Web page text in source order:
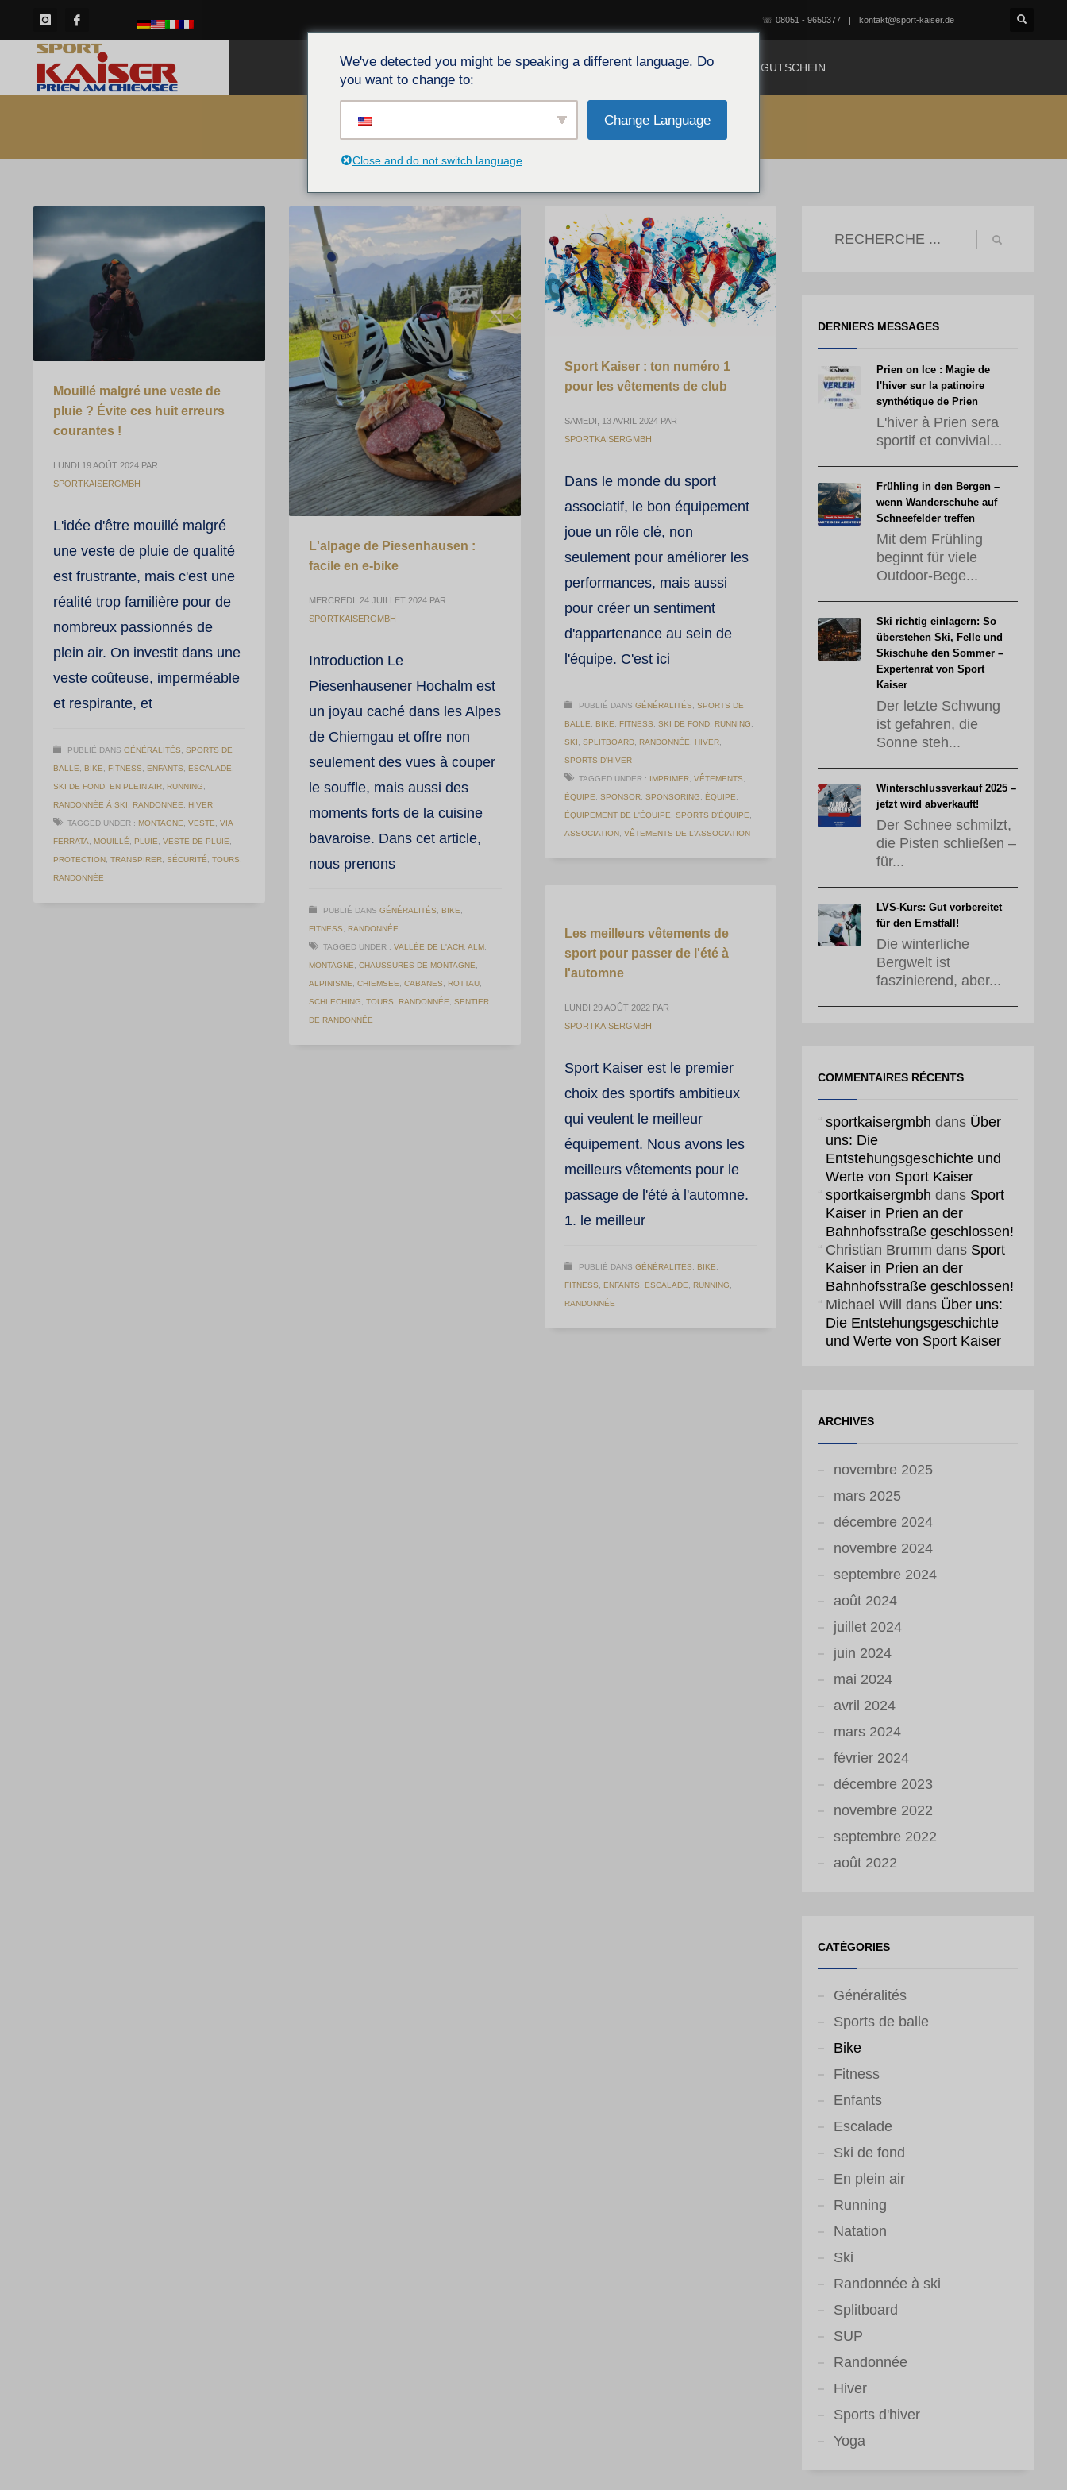
☏ 08051 - 9650377 kontakt@sport-kaiser.de
HOME SERVICE ÉVÉNEMENTS CARIERRE BLOG CONTACT GUTSCHEIN
Mouillé malgré une veste de
pluie ? Évite ces huit erreurs
courantes !
LUNDI 19 AOÛT 2024 PAR
SPORTKAISERGMBH
L'idée d'être mouillé malgré
une veste de pluie de qualité
est frustrante, mais c'est une
réalité trop familière pour de
nombreux passionnés de
plein air. On investit dans une
veste coûteuse, imperméable
et respirante, et
PUBLIÉ DANS GÉNÉRALITÉS SPORTS DE
BALLE BIKE FITNESS ENFANTS ESCALADE
SKI DE FOND EN PLEIN AIR RUNNING
RANDONNÉE À SKI RANDONNÉE HIVER
TAGGED UNDER : MONTAGNE VESTE VIA
FERRATA MOUILLÉ PLUIE VESTE DE PLUIE
PROTECTION TRANSPIRER SÉCURITÉ TOURS
RANDONNÉE
L'alpage de Piesenhausen :
facile en e-bike
MERCREDI, 24 JUILLET 2024 PAR
SPORTKAISERGMBH
Introduction Le
Piesenhausener Hochalm est
un joyau caché dans les Alpes
de Chiemgau et offre non
seulement des vues à couper
le souffle, mais aussi des
moments forts de la cuisine
bavaroise. Dans cet article,
nous prenons
PUBLIÉ DANS GÉNÉRALITÉS BIKE
FITNESS RANDONNÉE
TAGGED UNDER : VALLÉE DE L'ACH ALM
MONTAGNE CHAUSSURES DE MONTAGNE
ALPINISME CHIEMSEE CABANES ROTTAU
SCHLECHING TOURS RANDONNÉE SENTIER
DE RANDONNÉE
Sport Kaiser : ton numéro 1
pour les vêtements de club
SAMEDI, 13 AVRIL 2024 PAR
SPORTKAISERGMBH
Dans le monde du sport
associatif, le bon équipement
joue un rôle clé, non
seulement pour améliorer les
performances, mais aussi
pour créer un sentiment
d'appartenance au sein de
l'équipe. C'est ici
PUBLIÉ DANS GÉNÉRALITÉS SPORTS DE
BALLE BIKE FITNESS SKI DE FOND RUNNING
SKI SPLITBOARD RANDONNÉE HIVER
SPORTS D'HIVER
TAGGED UNDER : IMPRIMER VÊTEMENTS
ÉQUIPE SPONSOR SPONSORING ÉQUIPE
ÉQUIPEMENT DE L'ÉQUIPE SPORTS D'ÉQUIPE
ASSOCIATION VÊTEMENTS DE L'ASSOCIATION
Les meilleurs vêtements de
sport pour passer de l'été à
l'automne
LUNDI 29 AOÛT 2022 PAR
SPORTKAISERGMBH
Sport Kaiser est le premier
choix des sportifs ambitieux
qui veulent le meilleur
équipement. Nous avons les
meilleurs vêtements pour le
passage de l'été à l'automne.
1. le meilleur
PUBLIÉ DANS GÉNÉRALITÉS BIKE
FITNESS ENFANTS ESCALADE RUNNING
RANDONNÉE
DERNIERS MESSAGES
Prien on Ice : Magie de
l'hiver sur la patinoire
synthétique de Prien
L'hiver à Prien sera
sportif et convivial...
Frühling in den Bergen –
wenn Wanderschuhe auf
Schneefelder treffen
Mit dem Frühling
beginnt für viele
Outdoor-Bege...
Ski richtig einlagern: So
überstehen Ski, Felle und
Skischuhe den Sommer –
Expertenrat von Sport
Kaiser
Der letzte Schwung
ist gefahren, die
Sonne steh...
Winterschlussverkauf 2025 –
jetzt wird abverkauft!
Der Schnee schmilzt,
die Pisten schließen –
für...
LVS-Kurs: Gut vorbereitet
für den Ernstfall!
Die winterliche
Bergwelt ist
faszinierend, aber...
COMMENTAIRES RÉCENTS
sportkaisergmbh dans Über
uns: Die
Entstehungsgeschichte und
Werte von Sport Kaiser
sportkaisergmbh dans Sport
Kaiser in Prien an der
Bahnhofsstraße geschlossen!
Christian Brumm dans Sport
Kaiser in Prien an der
Bahnhofsstraße geschlossen!
Michael Will
dans Über uns:
Die Entstehungsgeschichte
und Werte von Sport Kaiser
ARCHIVES
novembre 2025
mars 2025
décembre 2024
novembre 2024
septembre 2024
août 2024
juillet 2024
juin 2024
mai 2024
avril 2024
mars 2024
février 2024
décembre 2023
novembre 2022
septembre 2022
août 2022
CATÉGORIES
Généralités
Sports de balle
Bike
Fitness
Enfants
Escalade
Ski de fond
En plein air
Running
Natation
Ski
Randonnée à ski
Splitboard
SUP
Randonnée
Hiver
Sports d'hiver
Yoga
We've detected you might be speaking a different language. Do
you want to change to:
Change Language
Close and do not switch language